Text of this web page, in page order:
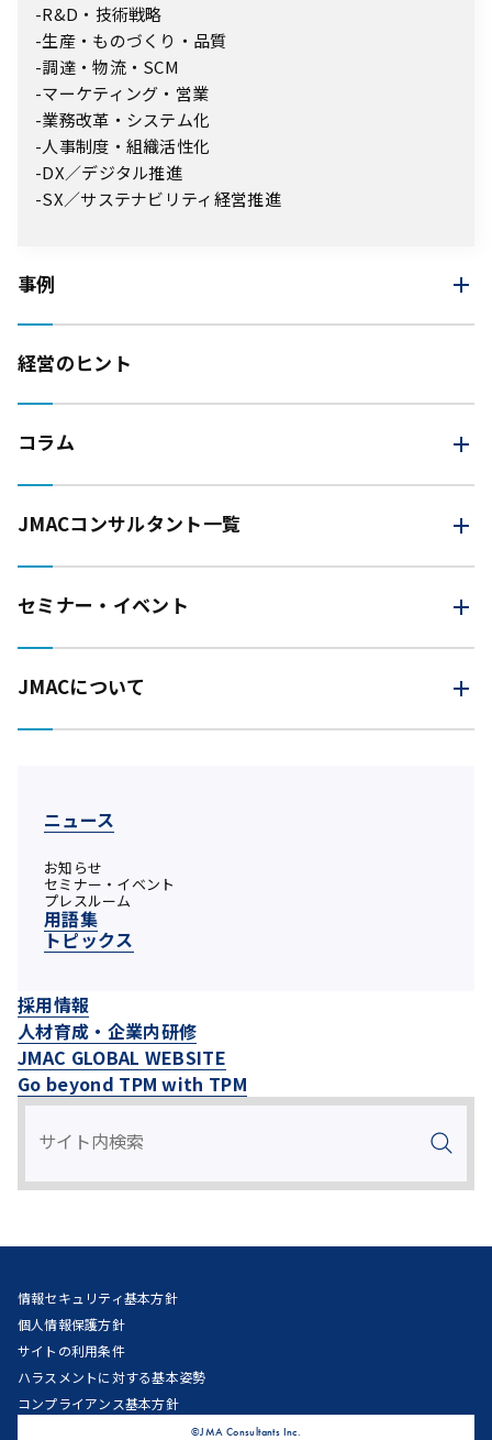
R&D・技術戦略
生産・ものづくり・品質
調達・物流・SCM
マーケティング・営業
業務改革・システム化
人事制度・組織活性化
DX／デジタル推進
SX／サステナビリティ経営推進
事例
経営のヒント
コラム
JMACコンサルタント一覧
セミナー・イベント
JMACについて
ニュース
お知らせ
セミナー・イベント
プレスルーム
用語集
トピックス
採用情報
人材育成・企業内研修
JMAC GLOBAL WEBSITE
Go beyond TPM with TPM
情報セキュリティ基本方針
個人情報保護方針
サイトの利用条件
ハラスメントに対する基本姿勢
コンプライアンス基本方針
©JMA Consultants Inc.